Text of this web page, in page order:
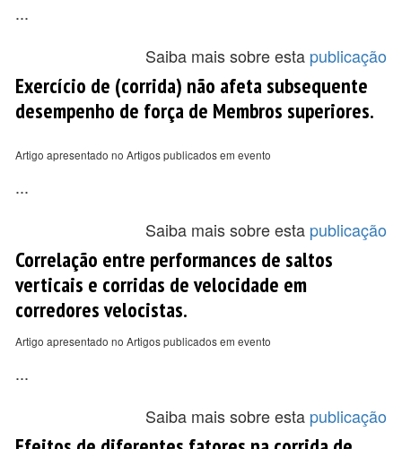
...
Saiba mais sobre esta publicação
Exercício de (corrida) não afeta subsequente
desempenho de força de Membros superiores.
Artigo apresentado no Artigos publicados em evento
...
Saiba mais sobre esta publicação
Correlação entre performances de saltos
verticais e corridas de velocidade em
corredores velocistas.
Artigo apresentado no Artigos publicados em evento
...
Saiba mais sobre esta publicação